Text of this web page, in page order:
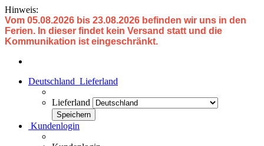
Hinweis:
Vom 05.08.2026 bis 23.08.2026 befinden wir uns in den
Ferien. In dieser findet kein Versand statt und die
Kommunikation ist eingeschränkt.
Deutschland Lieferland
Lieferland
Kundenlogin